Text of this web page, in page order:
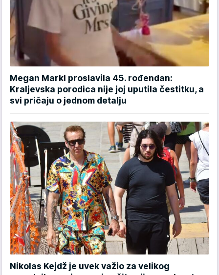
Megan Markl proslavila 45. rođendan:
Kraljevska porodica nije joj uputila čestitku, a
svi pričaju o jednom detalju
Nikolas Kejdž je uvek važio za velikog